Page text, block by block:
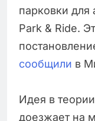
парковки для
Park & Ride.
сообщили в
Идея в
доезжает на